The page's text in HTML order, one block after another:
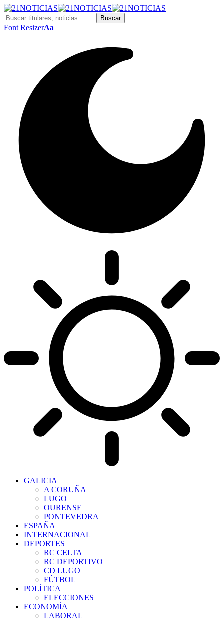
Font ResizerAa
GALICIA
A CORUÑA
LUGO
OURENSE
PONTEVEDRA
ESPAÑA
INTERNACIONAL
DEPORTES
RC CELTA
RC DEPORTIVO
CD LUGO
FÚTBOL
POLÍTICA
ELECCIONES
ECONOMÍA
LABORAL